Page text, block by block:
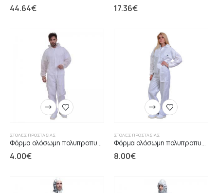
44.64€ 17.36€
ΣΤΟΛΈΣ ΠΡΟΣΤΑΣΊΑΣ
4.00€
ΣΤΟΛΈΣ ΠΡΟΣΤΑΣΊΑΣ
8.00€